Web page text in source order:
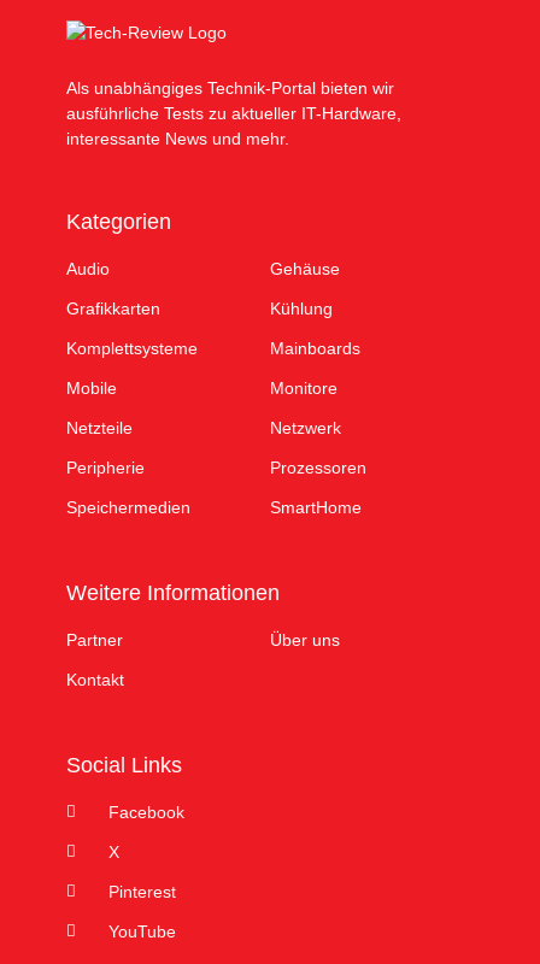
Als unabhängiges Technik-Portal bieten wir
ausführliche Tests zu aktueller IT-Hardware,
interessante News und mehr.
Kategorien
Audio Gehäuse
Grafikkarten Kühlung
Komplettsysteme Mainboards
Mobile Monitore
Netzteile Netzwerk
Peripherie Prozessoren
Speichermedien SmartHome
Weitere Informationen
Partner Über uns
Kontakt
Social Links
Facebook
X
Pinterest
YouTube